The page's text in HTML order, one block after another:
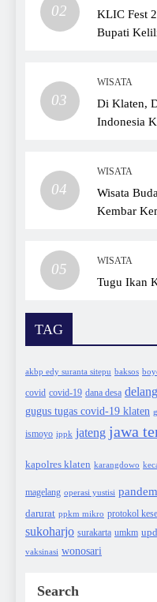
02
KLIC Fest
Bupati
03
WISATA
Di Klaten,
Indonesia
04
WISATA
Wisata
Kembar
05
WISATA
Tugu Ikan
TAG
akbp edy suranta sitepu baksos
covid covid-19 dana desa
gugus tugas covid-19 klaten
ismoyo ippk jateng jawa
kapolres klaten karangdowo
magelang operasi yustisi
darurat ppkm mikro protokol
sukoharjo surakarta umkm
vaksinasi wonosari
Search